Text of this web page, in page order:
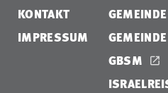
KONTAKT
IMPRESSUM
GBSM